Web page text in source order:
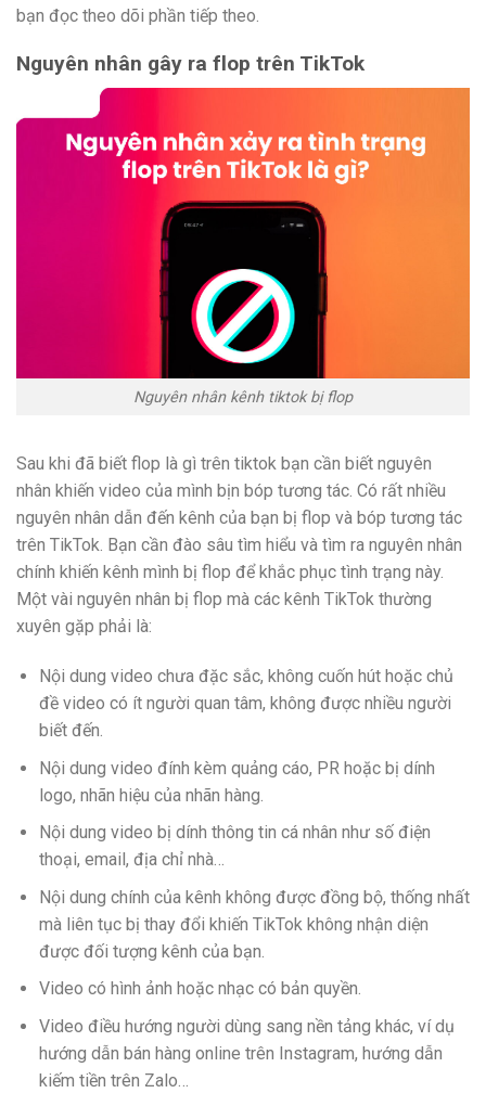
bạn đọc theo dõi phần tiếp theo.
Nguyên nhân gây ra flop trên TikTok
Nguyên nhân kênh tiktok bị flop
Sau khi đã biết flop là gì trên tiktok bạn cần biết nguyên
nhân khiến video của mình bịn bóp tương tác. Có rất nhiều
nguyên nhân dẫn đến kênh của bạn bị flop và bóp tương tác
trên TikTok. Bạn cần đào sâu tìm hiểu và tìm ra nguyên nhân
chính khiến kênh mình bị flop để khắc phục tình trạng này.
Một vài nguyên nhân bị flop mà các kênh TikTok thường
xuyên gặp phải là:
Nội dung video chưa đặc sắc, không cuốn hút hoặc chủ
đề video có ít người quan tâm, không được nhiều người
biết đến.
Nội dung video đính kèm quảng cáo, PR hoặc bị dính
logo, nhãn hiệu của nhãn hàng.
Nội dung video bị dính thông tin cá nhân như số điện
thoại, email, địa chỉ nhà…
Nội dung chính của kênh không được đồng bộ, thống nhất
mà liên tục bị thay đổi khiến TikTok không nhận diện
được đối tượng kênh của bạn.
Video có hình ảnh hoặc nhạc có bản quyền.
Video điều hướng người dùng sang nền tảng khác, ví dụ
hướng dẫn bán hàng online trên Instagram, hướng dẫn
kiếm tiền trên Zalo…